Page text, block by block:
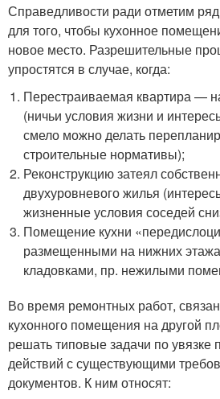
Справедливости ради отметим
для того, чтобы кухонное
новое место. Разрешительные
упростятся в случае, когда:
Перестраиваемая квартира —
(ничьи условия жизни и
смело можно делать
строительные нормативы);
Реконструкцию затеял
двухуровневого жилья
жизненные условия соседей
Помещение кухни
размещенными на нижних
кладовками, пр. нежилыми
Во время ремонтных работ,
кухонного помещения на другой
решать типовые задачи по увязке
действий с существующими
документов. К ним относят: